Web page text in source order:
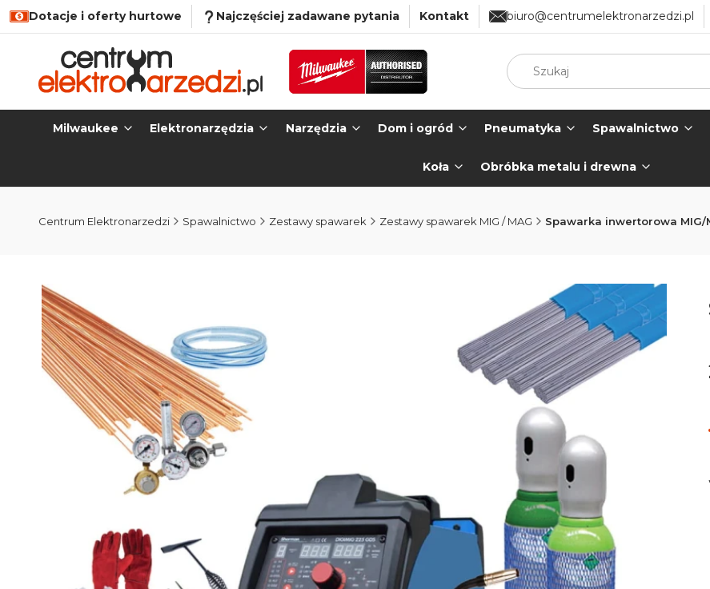
Dotacje i oferty hurtowe Najczęściej zadawane pytania Kontakt biuro@centrumelektronarzedzi.pl
Milwaukee Elektronarzędzia Narzędzia Dom i ogród Pneumatyka Spawalnictwo
Koła Obróbka metalu i drewna
Centrum Elektronarzedzi Spawalnictwo Zestawy spawarek Zestawy spawarek MIG / MAG Spawarka inwertorowa MIG/